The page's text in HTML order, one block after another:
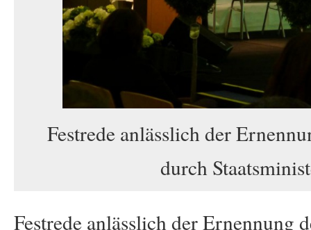
Festrede anlässlich der
durch
Festrede anlässlich der Ernennung